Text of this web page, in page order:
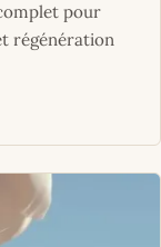
pour
régénération